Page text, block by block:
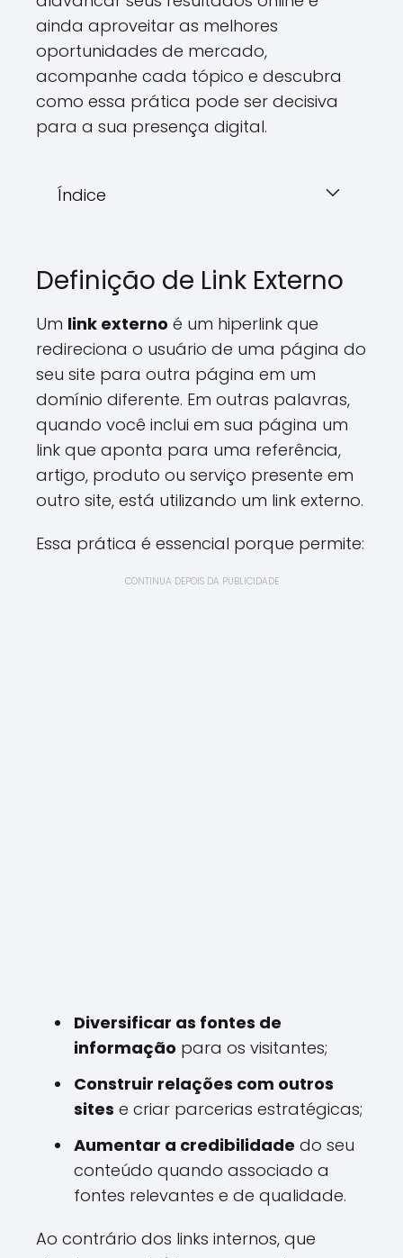
ainda aproveitar as melhores
oportunidades de mercado,
acompanhe cada tópico e descubra
como essa prática pode ser decisiva
para a sua presença digital.
Índice
Definição de Link Externo
Um link externo é um hiperlink que
redireciona o usuário de uma página do
seu site para outra página em um
domínio diferente. Em outras palavras,
quando você inclui em sua página um
link que aponta para uma referência,
artigo, produto ou serviço presente em
outro site, está utilizando um link externo.
Essa prática é essencial porque permite:
CONTINUA DEPOIS DA PUBLICIDADE
Diversificar as fontes de
informação para os visitantes;
Construir relações com outros
sites e criar parcerias estratégicas;
Aumentar a credibilidade do seu
conteúdo quando associado a
fontes relevantes e de qualidade.
Ao contrário dos links internos, que